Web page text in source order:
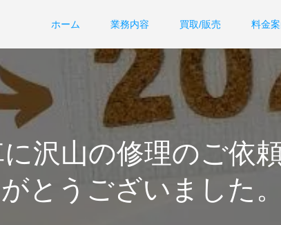
ホーム 業務内容 買取/販売 料金
沢山の修理のご依
とうございました。